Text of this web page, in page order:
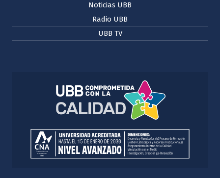
Noticias UBB
Radio UBB
UBB TV